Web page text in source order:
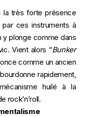
la très forte présence
ces instruments à
y plonge comme dans
Vient alors “Bunker
comme un ancien
rapidement,
huilé à la
rock’n’roll.